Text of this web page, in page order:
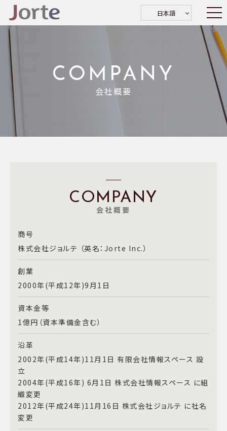
日本語
COMPANY
会社概要
COMPANY
会社概要
商号
株式会社ジョルテ （英名：Jorte Inc.）
創業
2000年(平成12年)9月1日
資本金等
1億円（資本準備金含む）
沿革
2002年(平成14年)11月1日 有限会社情報スペース 設
立
2004年(平成16年) 6月1日 株式会社情報スペース に組
織変更
2012年(平成24年)11月16日 株式会社ジョルテ に社名
変更